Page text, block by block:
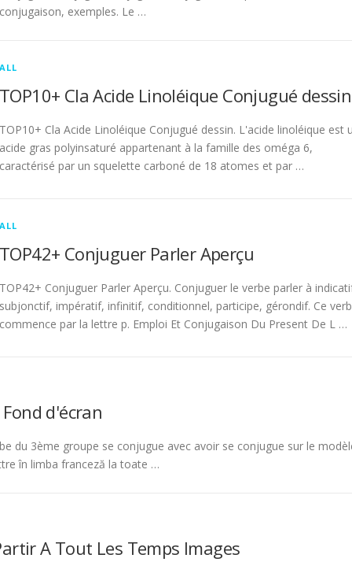
conjugaison, exemples. Le …
ALL
TOP10+ Cla Acide Linoléique Conjugué dessin
TOP10+ Cla Acide Linoléique Conjugué dessin. L'acide linoléique est
acide gras polyinsaturé appartenant à la famille des oméga 6,
caractérisé par un squelette carboné de 18 atomes et par …
ALL
TOP42+ Conjuguer Parler Aperçu
TOP42+ Conjuguer Parler Aperçu. Conjuguer le verbe parler à
subjonctif, impératif, infinitif, conditionnel, participe, gérondif. Ce
commence par la lettre p. Emploi Et Conjugaison Du Present De L …
d'écran
du 3ème groupe se conjugue avec avoir se conjugue sur le
în limba franceză la toate …
A Tout Les Temps Images